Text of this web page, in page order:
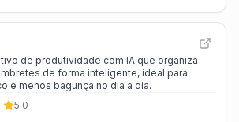
de produtividade com IA que organiza
de forma inteligente, ideal para
e menos bagunça no dia a dia.
5.0